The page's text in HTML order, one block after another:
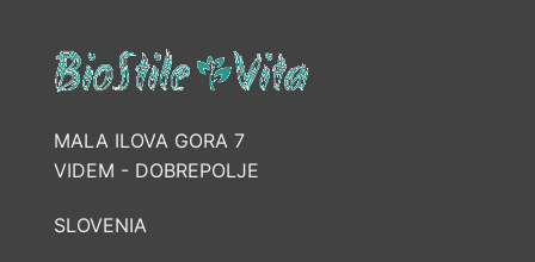
MALA ILOVA GORA 7
VIDEM - DOBREPOLJE
SLOVENIA